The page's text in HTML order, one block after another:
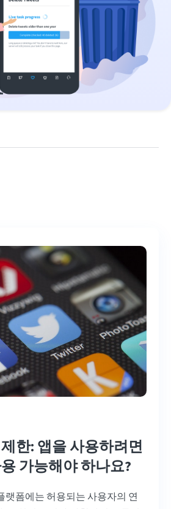
한: 앱을 사용하려면
가능해야 하나요?
랫폼에는 허용되는 사용자의 연